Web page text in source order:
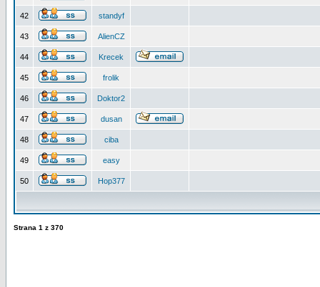
42 standyf
43 AlienCZ
44 Krecek
45 frolik
46 Doktor2
47 dusan
48 ciba
49 easy
50 Hop377
Strana 1 z 370